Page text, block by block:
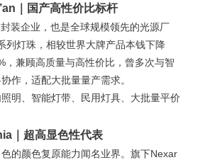
｜国产高性价比标杆
装企业，也是全球规模领先的光源厂
列灯珠，相较世界大牌产品本钱下降
，兼顾高质量与高性价比，曾多次与智
作，适配大批量量产需求。
照明、智能灯带、民用灯具、大批量平价
｜超高显色性代表
的颜色复原能力闻名业界。旗下Nexar